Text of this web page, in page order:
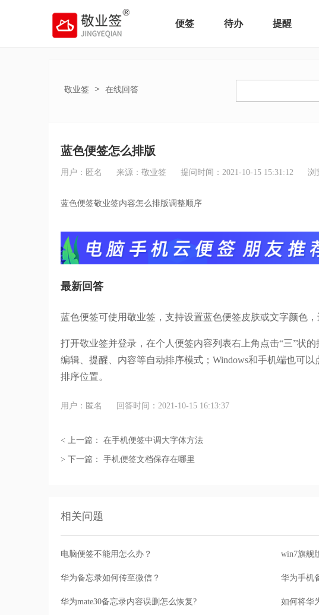
便签 待办 提醒
敬业签 > 在线回答
蓝色便签怎么排版
用户：匿名 来源：敬业签 提问时间：2021-10-15 15:31:12 浏
蓝色便签敬业签内容怎么排版调整顺序
最新回答
蓝色便签可使用敬业签，支持设置蓝色便签皮肤或文字颜色
打开敬业签并登录，在个人便签内容列表右上角点击“三”状的
编辑、提醒、内容等自动排序模式；Windows和手机端也可
排序位置。
用户：匿名 回答时间：2021-10-15 16:13:37
< 上一篇： 在手机便签中调大字体方法
> 下一篇： 手机便签文档保存在哪里
相关问题
电脑便签不能用怎么办？
华为备忘录如何传至微信？ 华为手机
华为mate30备忘录内容误删怎么恢复? 如何将华